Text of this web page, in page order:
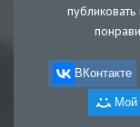
ВКонтакте
Мой